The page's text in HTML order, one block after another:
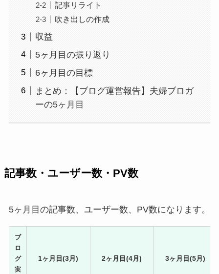
記事リライト
吹き出しの作成
収益
5ヶ月目の振り返り
6ヶ月目の目標
まとめ：【ブログ運営報告】夫婦ブロガ
ーの5ヶ月目
記事数・ユーザー数・PV数
5ヶ月目の記事数、ユーザー数、PV数になります。
ブ
ロ
グ
実
1ヶ月目(3月) 2ヶ月目(4月) 3ヶ月目(5月)